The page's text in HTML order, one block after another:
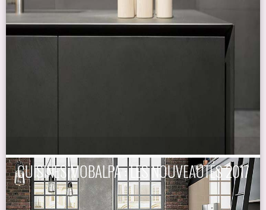
CUISINES MOBALPA : LES NOUVEAUTÉS 2017